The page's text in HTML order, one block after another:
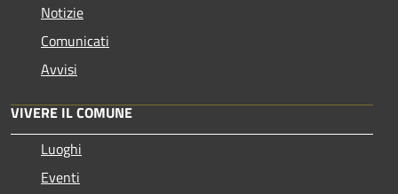
Notizie
Comunicati
Avvisi
VIVERE IL COMUNE
Luoghi
Eventi